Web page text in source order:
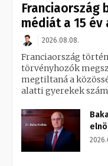
Franciaország
médiát a 15
2026.08.08.
Franciaország
törvényhozók
megtiltaná a
alatti gyerekek